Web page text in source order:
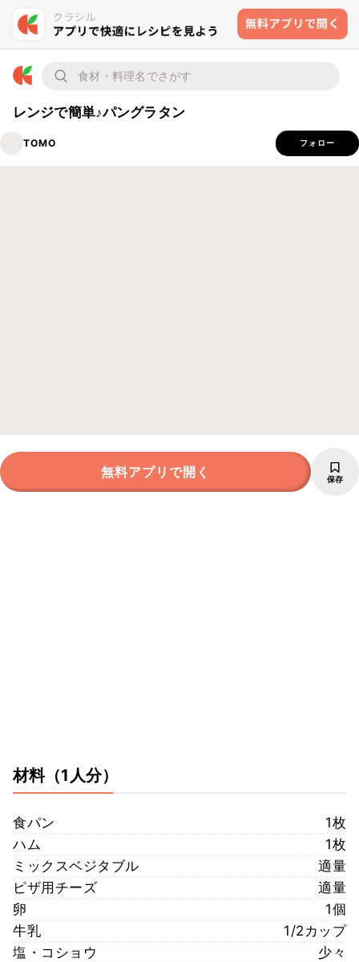
レンジで簡単♪パングラタン
TOMO フォロー
無料アプリで開く 保存
材料（1人分）
食パン
1枚
ハム
1枚
ミックスベジタブル
適量
ピザ用チーズ
適量
卵
1個
牛乳
1/2カップ
塩・コショウ
少々